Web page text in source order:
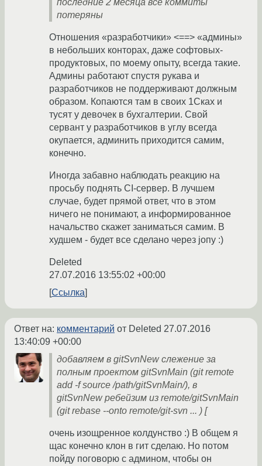
последние 2 месяца все коммиты
потеряны
Отношения «разработчики» <==> «админы»
в небольших конторах, даже софтовых-
продуктовых, по моему опыту, всегда такие.
Админы работают спустя рукава и
разработчиков не поддерживают должным
образом. Копаются там в своих 1Сках и
тусят у девочек в бухгалтерии. Свой
сервант у разработчиков в углу всегда
окупается, админить приходится самим,
конечно.
Иногда забавно наблюдать реакцию на
просьбу поднять CI-сервер. В лучшем
случае, будет прямой ответ, что в этом
ничего не понимают, а информированное
начальство скажет заниматься самим. В
худшем - будет все сделано через joпу :)
Deleted
27.07.2016 13:55:02 +00:00
Ссылка
Ответ на: комментарий от Deleted 27.07.2016
13:40:09 +00:00
добавляем в gitSvnNew слежение за
полным проектом gitSvnMain (git remote
add -f source /path/gitSvnMain/), в
gitSvnNew ребейзим из remote/gitSvnMain
(git rebase --onto remote/git-svn ... ) [
очень изощренное колдунство :) В общем я
щас конечно клон в гит сделаю. Но потом
пойду поговорю с админом, чтобы он